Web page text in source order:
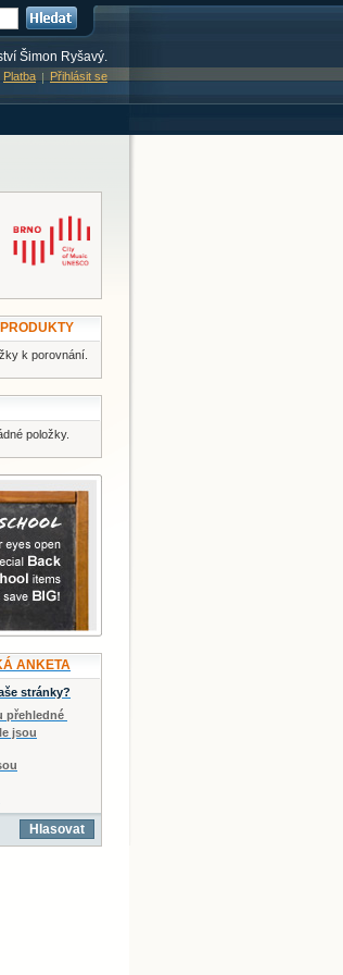
Šimon Ryšavý.
Platba Přihlásit se
k porovnání.
položky.
ANKETA
stránky?
přehledné
jsou
Hlasovat